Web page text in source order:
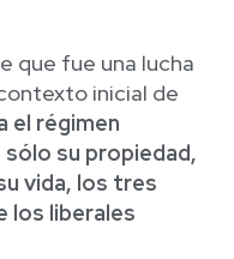
que fue una lucha
inicial de
el régimen
su propiedad,
vida, los tres
los liberales